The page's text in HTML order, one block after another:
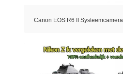
Canon EOS R6 II Systeemcamera